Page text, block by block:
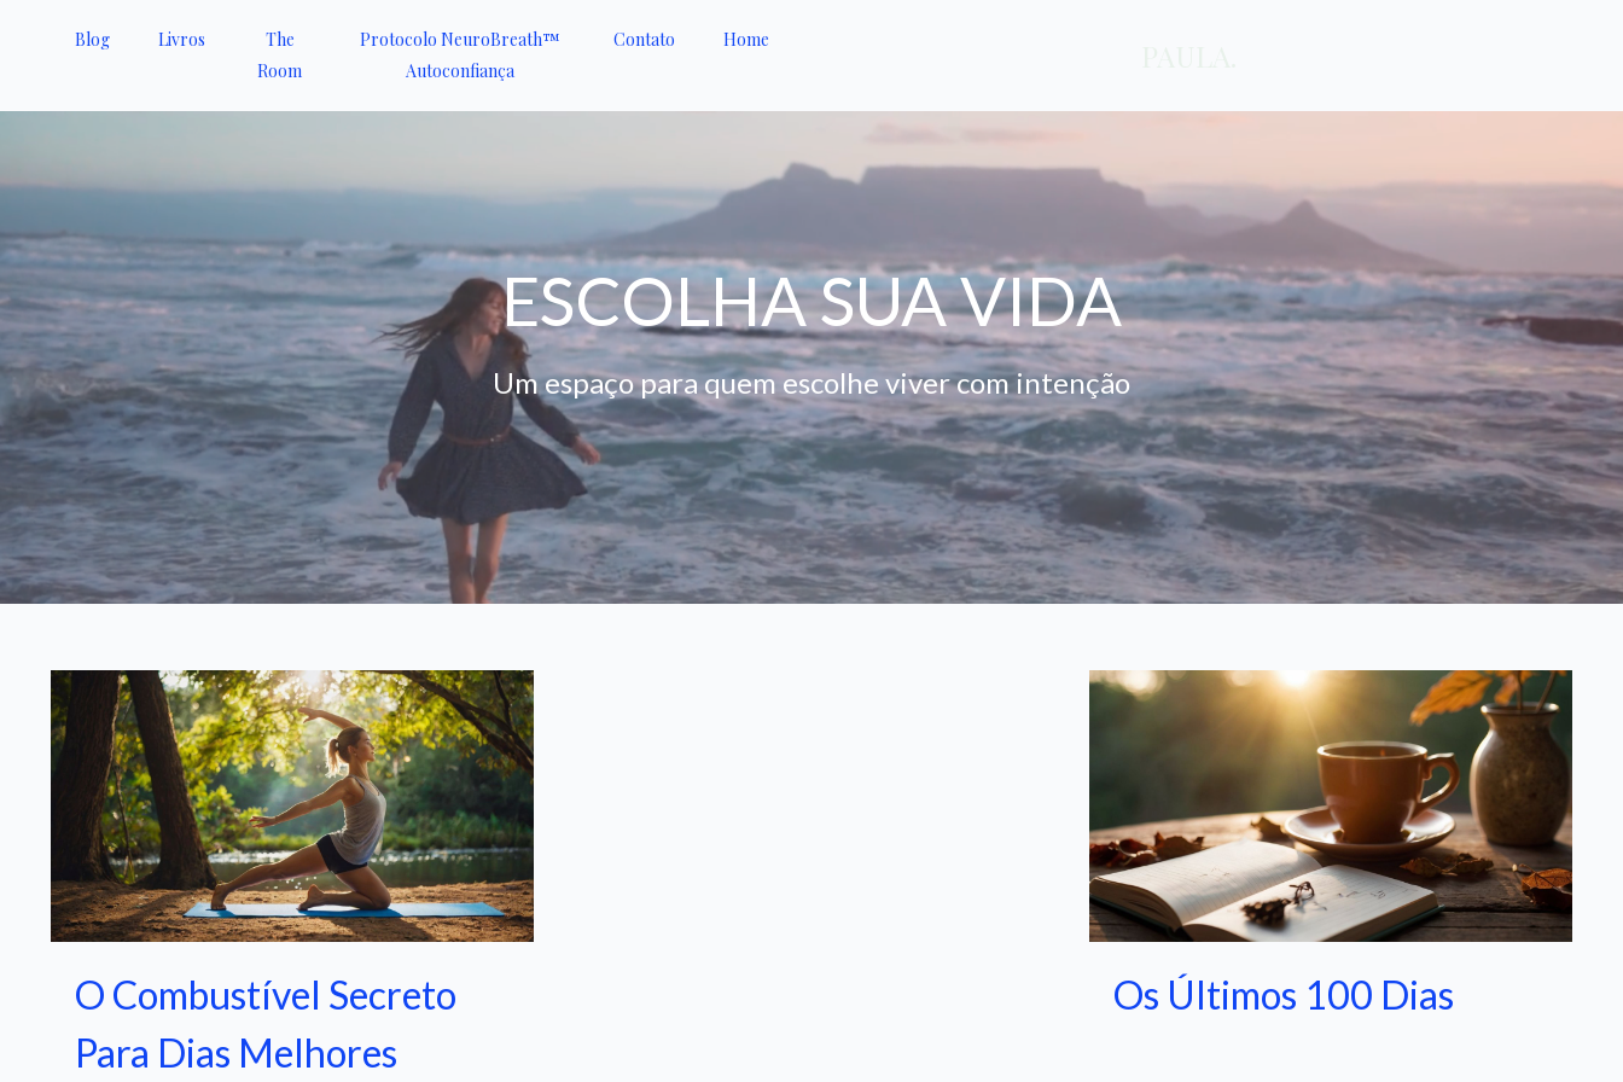
Blog Livros
The
Room
Protocolo NeuroBreath™️
Autoconfiança
Contato Home
ESCOLHA SUA VIDA
Um espaço para quem escolhe viver com intenção
O Combustível Secreto
Para Dias Melhores
Os Últimos 100 Dias